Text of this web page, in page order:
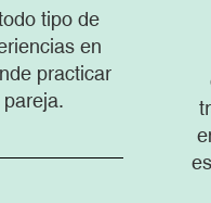
tipo de
en
practicar